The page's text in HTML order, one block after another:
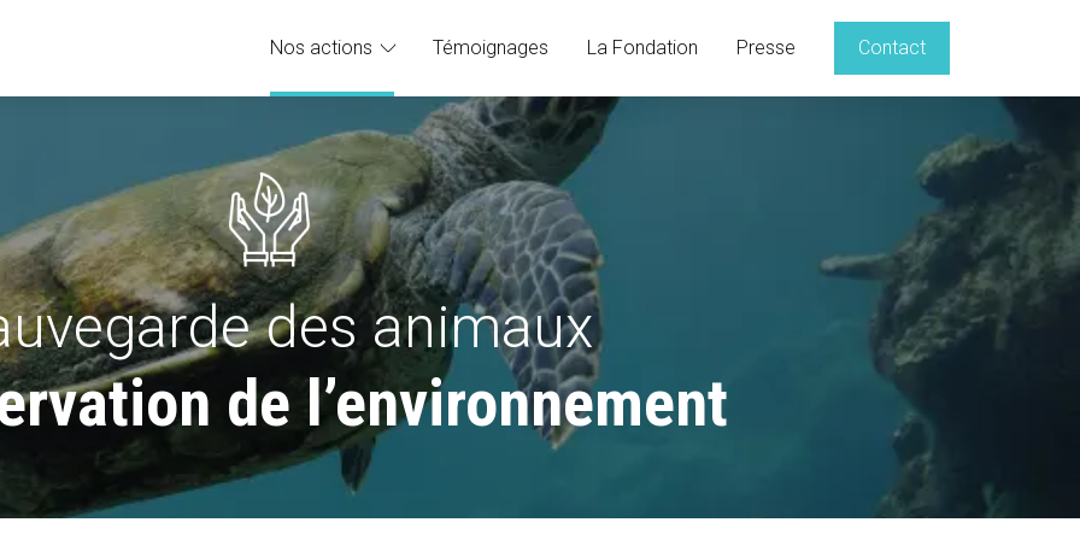
Nos actions Témoignages La Fondation Presse Contact
des animaux
de l’environnement